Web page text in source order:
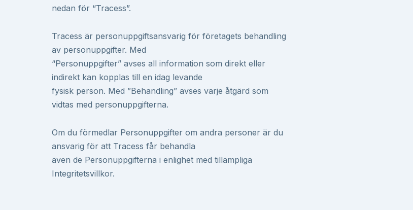
nedan för “Tracess”.
Tracess är personuppgiftsansvarig för företagets behandling
av personuppgifter. Med
“Personuppgifter” avses all information som direkt eller
indirekt kan kopplas till en idag levande
fysisk person. Med ”Behandling” avses varje åtgärd som
vidtas med personuppgifterna.
Om du förmedlar Personuppgifter om andra personer är du
ansvarig för att Tracess får behandla
även de Personuppgifterna i enlighet med tillämpliga
Integritetsvillkor.